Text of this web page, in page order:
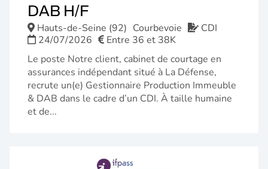
DAB H/F
FENÊTRE)
Hauts-de-Seine (92) Courbevoie
CDI
24/07/2026
Entre 36 et 38K
Le poste Notre client, cabinet de courtage en
assurances indépendant situé à La Défense,
recrute un(e) Gestionnaire Production Immeuble
& DAB dans le cadre d’un CDI. À taille humaine
et de...